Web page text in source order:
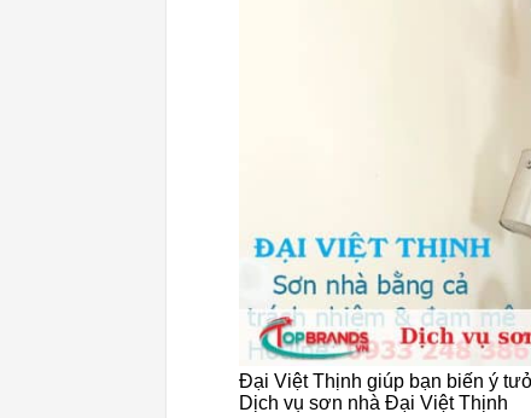
Đại Việt Thịnh giúp bạn biến ý
Dịch vụ sơn nhà Đại Việt Thịnh